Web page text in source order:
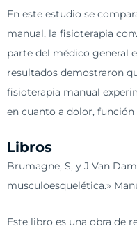
En este estudio se
manual, la fisioterapia
parte del médico general
resultados demostraron
fisioterapia manual
en cuanto a dolor, función
Libros
Brumagne, S, y J Van
musculoesquelética.»
Este libro es una obra de